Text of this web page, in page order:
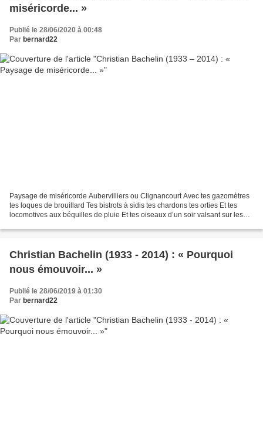
miséricorde... »
Publié le 28/06/2020 à 00:48
Par bernard22
Paysage de miséricorde Aubervilliers ou Clignancourt Avec tes gazomètres
tes loques de brouillard Tes bistrots à sidis tes chardons tes orties Et tes
locomotives aux béquilles de pluie Et tes oiseaux d’un soir valsant sur les
Christian Bachelin (1933 - 2014) : « Pourquoi
nous émouvoir... »
Publié le 28/06/2019 à 01:30
Par bernard22